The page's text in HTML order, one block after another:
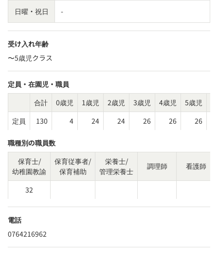
日曜・祝日 -
受け入れ年齢
〜5歳児クラス
定員・在園児・職員
合計
0歳児 1歳児 2歳児 3歳児 4歳児 5歳児
定員
130 4 24 24 26 26 26
職種別の職員数
保育士/
幼稚園教諭
保育従事者/
保育補助
栄養士/
管理栄養士
調理師 看護師
32
電話
0764216962